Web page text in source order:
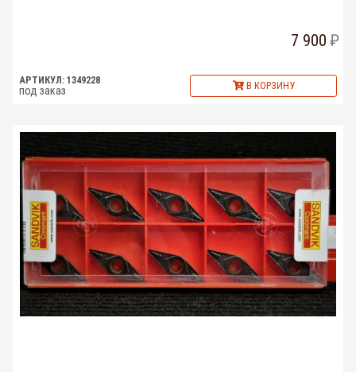
7 900
АРТИКУЛ: 1349228
под заказ В КОРЗИНУ